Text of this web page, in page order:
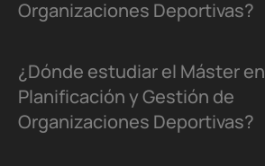
Organizaciones Deportivas?
¿Dónde estudiar el Máster en
Planificación y Gestión de
Organizaciones Deportivas?